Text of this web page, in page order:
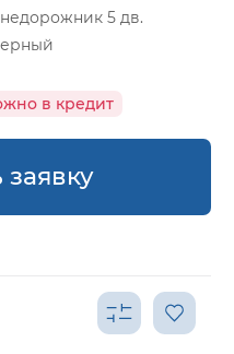
5 дв.
в кредит
заявку